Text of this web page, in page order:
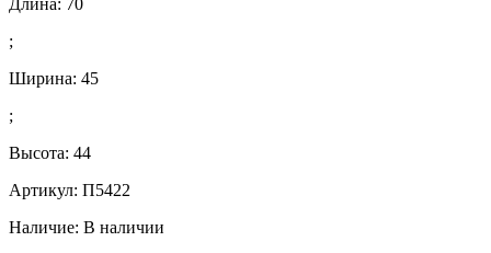
;
Ширина: 45
;
Высота: 44
Артикул: П5422
Наличие: В наличии